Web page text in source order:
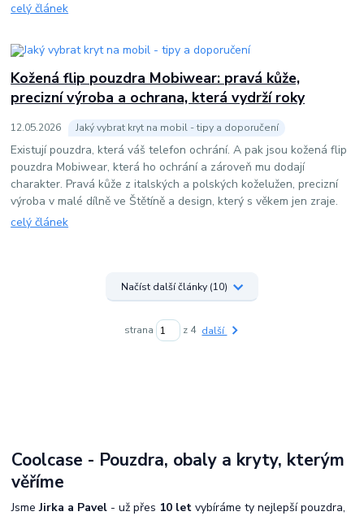
celý článek
Kožená flip pouzdra Mobiwear: pravá kůže,
precizní výroba a ochrana, která vydrží roky
12.05.2026 Jaký vybrat kryt na mobil - tipy a doporučení
Existují pouzdra, která váš telefon ochrání. A pak jsou kožená flip
pouzdra Mobiwear, která ho ochrání a zároveň mu dodají
charakter. Pravá kůže z italských a polských koželužen, precizní
výroba v malé dílně ve Štětíně a design, který s věkem jen zraje.
celý článek
Načíst další články (10)
strana z 4 další
Coolcase - Pouzdra, obaly a kryty, kterým
věříme
JsmeJirka a Pavel - už přes 10 let vybíráme ty nejlepší pouzdra,